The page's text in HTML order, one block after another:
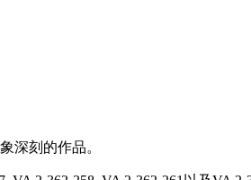
深刻的作品。